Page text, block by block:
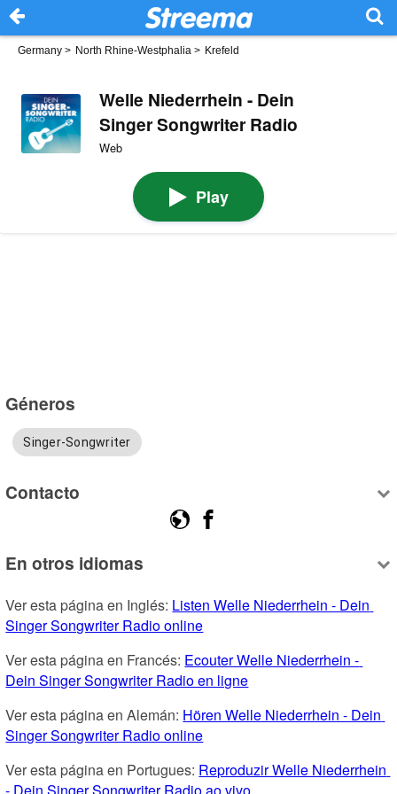
Germany > North Rhine-Westphalia > Krefeld
Welle Niederrhein - Dein
Singer Songwriter Radio
Web
Play
Géneros
Singer-Songwriter
Contacto
En otros idiomas
Ver esta página en Inglés: Listen Welle Niederrhein - Dein
Singer Songwriter Radio online
Ver esta página en Francés: Ecouter Welle Niederrhein -
Dein Singer Songwriter Radio en ligne
Ver esta página en Alemán: Hören Welle Niederrhein - Dein
Singer Songwriter Radio online
Ver esta página en Portugues: Reproduzir Welle Niederrhein
- Dein Singer Songwriter Radio ao vivo